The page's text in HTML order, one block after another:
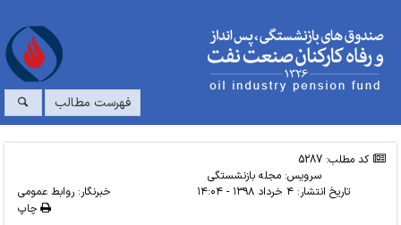
فهرست مطالب
کد مطلب: 5287
سرویس:مجله بازنشستگی
تاریخ انتشار:۴ خرداد ۱۳۹۸ - ۱۴:۰۴
خبرنگار: روابط عمومی
چاپ